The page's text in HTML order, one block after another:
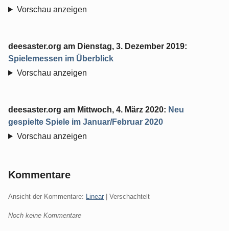
Vorschau anzeigen
deesaster.org am Dienstag, 3. Dezember 2019:
Spielemessen im Überblick
Vorschau anzeigen
deesaster.org am Mittwoch, 4. März 2020: Neu
gespielte Spiele im Januar/Februar 2020
Vorschau anzeigen
Kommentare
Ansicht der Kommentare: Linear | Verschachtelt
Noch keine Kommentare